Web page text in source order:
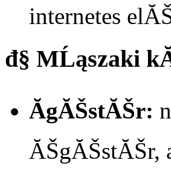
internetes
đ§ MĹąszaki
ĂgĂŠstĂŠr:
ĂŠgĂŠstĂŠr,